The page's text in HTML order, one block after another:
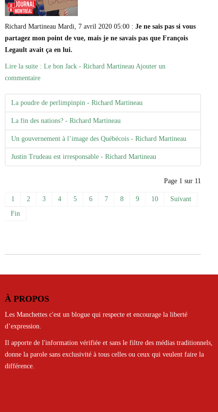
Richard Martineau Mardi, 7 avril 2020 05:00 : Je ne sais pas si vous
partagez mon point de vue, mais je ne savais pas que François
Legault avait ça en lui.
Lire la suite : Le bon Jack - Richard Martineau Ajouter un
commentaire
La poudre de perlimpinpin - Richard Martineau
La fin des nations? - Richard Martineau
Un gouvernement à l’image des Québécois - Richard Martineau
Justin Trudeau est irresponsable - Richard Martineau
Page 1 sur 11
1 2 3 4 5 6 7 8 9 10
Suivant
Fin
À PROPOS
Les Manchettes c'est un blogue qui respecte et encourage la liberté
d’expression.
Il apporte de l'information vérifiée et sans le filtre des médias traditionnels,
donne la parole sans exclusivité à tous celles ou ceux qui veulent faire la
différence.